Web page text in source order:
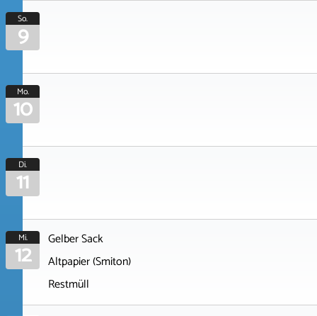
So.
9
Mo.
10
Di.
11
Mi.
12
Gelber Sack
Altpapier (Smiton)
Restmüll